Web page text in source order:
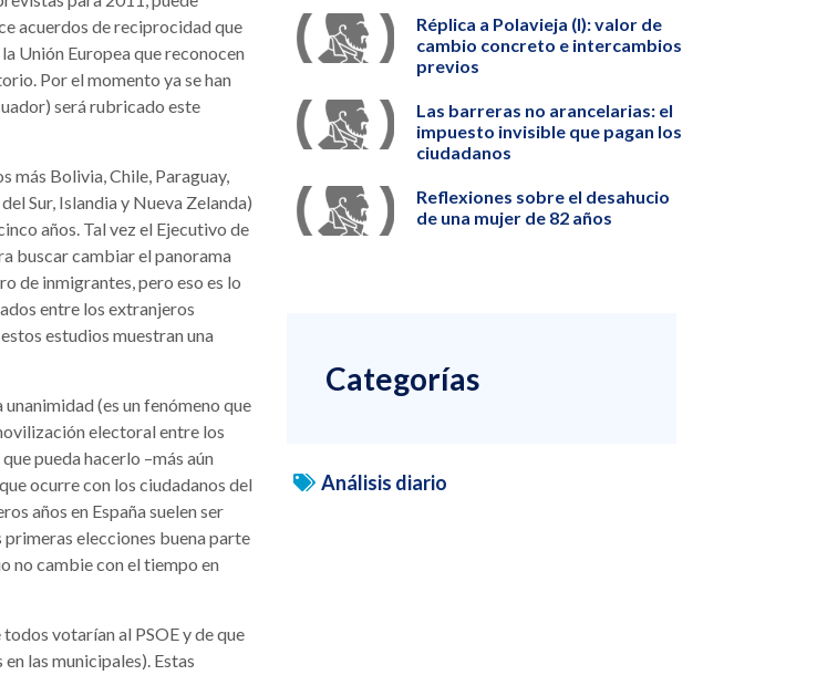
acuerdos de reciprocidad que
Unión Europea que reconocen
Por el momento ya se han
será rubricado este
más Bolivia, Chile, Paraguay,
Sur, Islandia y Nueva Zelanda)
años. Tal vez el Ejecutivo de
buscar cambiar el panorama
de inmigrantes, pero eso es lo
entre los extranjeros
estudios muestran una
(es un fenómeno que
electoral entre los
pueda hacerlo –más aún
ocurre con los ciudadanos del
años en España suelen ser
primeras elecciones buena parte
no cambie con el tiempo en
votarían al PSOE y de que
las municipales). Estas
Réplica a Polavieja (I): valor de
cambio concreto e intercambios
previos
Las barreras no arancelarias: el
impuesto invisible que pagan los
ciudadanos
Reflexiones sobre el desahucio
de una mujer de 82 años
Categorías
Análisis diario